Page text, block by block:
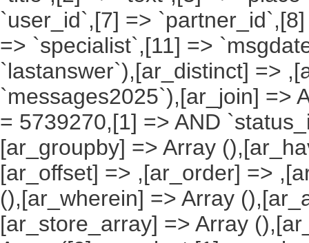
`user_id`,[7] =>
=> `specialist`,[11] =>
`lastanswer`),[ar_distinct] =>
`messages2025`),[ar_join] =>
= 5739270,[1] => AND
[ar_groupby] => Array
[ar_offset] => ,[ar_order] =>
(),[ar_wherein] => Array
[ar_store_array] => Array